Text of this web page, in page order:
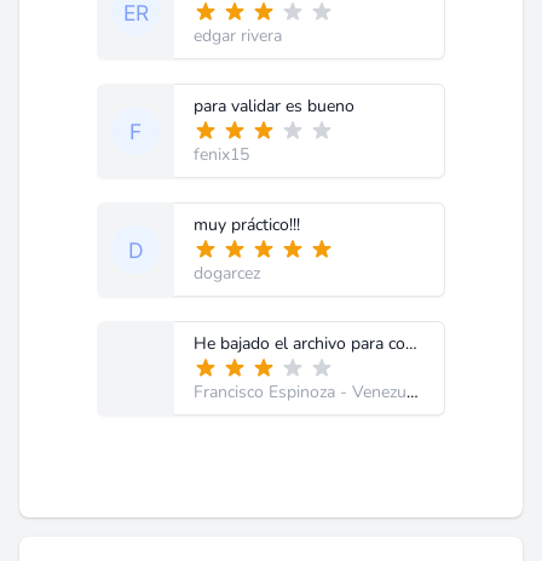
edgar rivera
para validar es bueno
fenix15
muy práctico!!!
dogarcez
He bajado el archivo para confirmar su funcionamiento y es correcto: Funciona perfectamente bien. Lo descargas, lo ejecutas, agregas los valores exigidos y obtienes el punto focal (f) Recomiendo (de ser posible) orientar sobre las unidades (mm, Cm, m o pulgadas, etc) que recoge la fórmula
Francisco Espinoza - Venezuela